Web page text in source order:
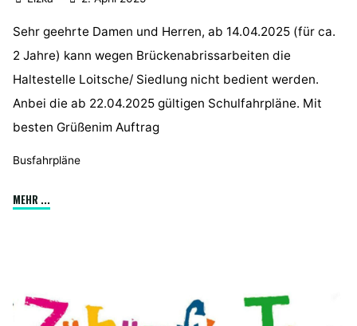
Sehr geehrte Damen und Herren, ab 14.04.2025 (für ca.
2 Jahre) kann wegen Brückenabrissarbeiten die
Haltestelle Loitsche/ Siedlung nicht bedient werden.
Anbei die ab 22.04.2025 gültigen Schulfahrpläne. Mit
besten Grüßenim Auftrag
Busfahrpläne
MEHR ...